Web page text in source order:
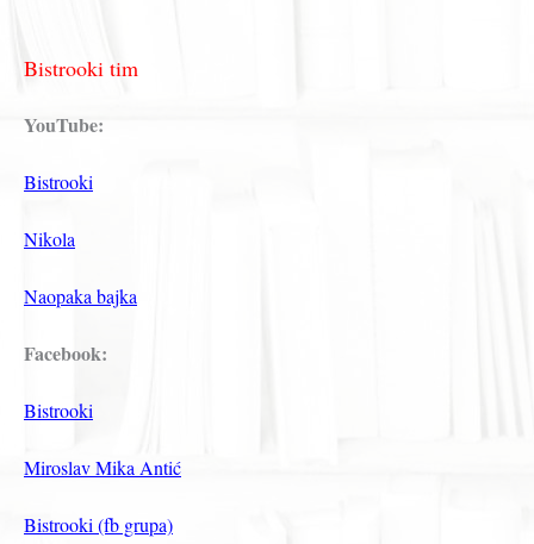
Bistrooki tim
YouTube:
Bistrooki
Nikola
Naopaka bajka
Facebook:
Bistrooki
Miroslav Mika Antić
Bistrooki (fb grupa)